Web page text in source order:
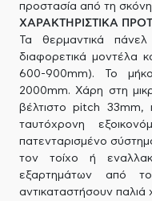
προστασία από τη σκόνη
ΧΑΡΑΚΤΗΡΙΣΤΙΚΑ
Τα θερμαντικά
διαφορετικά μοντέλα
600-900mm). Το
2000mm. Χάρη στη
βέλτιστο pitch
ταυτόχρονη
πατενταρισμένο
τον τοίχο ή
εξαρτημάτων από
αντικαταστήσουν